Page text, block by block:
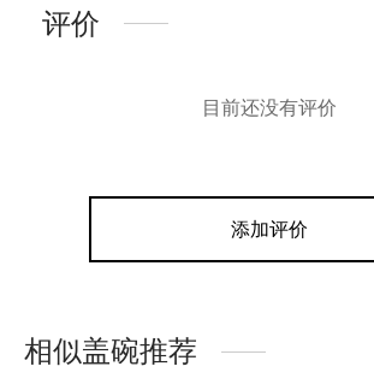
评价
目前还没有评价
添加评价
相似盖碗推荐